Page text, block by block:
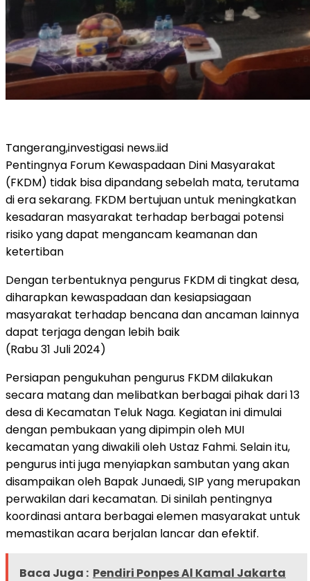
Tangerang,investigasi news.iid
Pentingnya Forum Kewaspadaan Dini Masyarakat
(FKDM) tidak bisa dipandang sebelah mata, terutama
di era sekarang. FKDM bertujuan untuk meningkatkan
kesadaran masyarakat terhadap berbagai potensi
risiko yang dapat mengancam keamanan dan
ketertiban
Dengan terbentuknya pengurus FKDM di tingkat desa,
diharapkan kewaspadaan dan kesiapsiagaan
masyarakat terhadap bencana dan ancaman lainnya
dapat terjaga dengan lebih baik
(Rabu 31 Juli 2024)
Persiapan pengukuhan pengurus FKDM dilakukan
secara matang dan melibatkan berbagai pihak dari 13
desa di Kecamatan Teluk Naga. Kegiatan ini dimulai
dengan pembukaan yang dipimpin oleh MUI
kecamatan yang diwakili oleh Ustaz Fahmi. Selain itu,
pengurus inti juga menyiapkan sambutan yang akan
disampaikan oleh Bapak Junaedi, SIP yang merupakan
perwakilan dari kecamatan. Di sinilah pentingnya
koordinasi antara berbagai elemen masyarakat untuk
memastikan acara berjalan lancar dan efektif.
Baca Juga : Pendiri Ponpes Al Kamal Jakarta